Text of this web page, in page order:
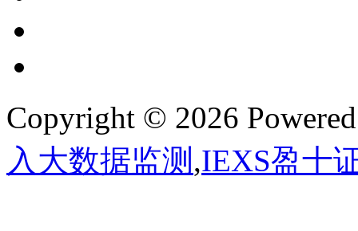
Copyright © 2026
入大数据监测 ,IEXS盈十